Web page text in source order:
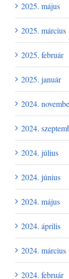
2025. május
2025. március
2025. február
2025. január
2024.
2024.
2024. július
2024. június
2024. május
2024. április
2024. március
2024. február